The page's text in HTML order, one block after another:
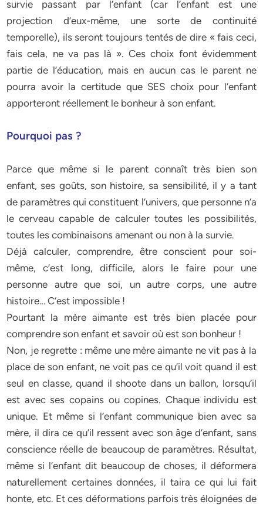
survie passant par l’enfant (car l’enfant est une
projection d’eux-même, une sorte de continuité
temporelle), ils seront toujours tentés de dire « fais ceci,
fais cela, ne va pas là ». Ces choix font évidemment
partie de l’éducation, mais en aucun cas le parent ne
pourra avoir la certitude que SES choix pour l’enfant
apporteront réellement le bonheur à son enfant.
Pourquoi pas ?
Parce que même si le parent connaît très bien son
enfant, ses goûts, son histoire, sa sensibilité, il y a tant
de paramètres qui constituent l’univers, que personne n’a
le cerveau capable de calculer toutes les possibilités,
toutes les combinaisons amenant ou non à la survie.
Déjà calculer, comprendre, être conscient pour soi-
même, c’est long, difficile, alors le faire pour une
personne autre que soi, un autre corps, une autre
histoire… C’est impossible !
Pourtant la mère aimante est très bien placée pour
comprendre son enfant et savoir où est son bonheur !
Non, je regrette : même une mère aimante ne vit pas à la
place de son enfant, ne voit pas ce qu’il voit quand il est
seul en classe, quand il shoote dans un ballon, lorsqu’il
est avec ses copains ou copines. Chaque individu est
unique. Et même si l’enfant communique bien avec sa
mère, il dira ce qu’il ressent avec son âge d’enfant, sans
conscience réelle de beaucoup de paramètres. Résultat,
même si l’enfant dit beaucoup de choses, il déformera
naturellement certaines données, il taira ce qui lui fait
honte, etc. Et ces déformations parfois très éloignées de